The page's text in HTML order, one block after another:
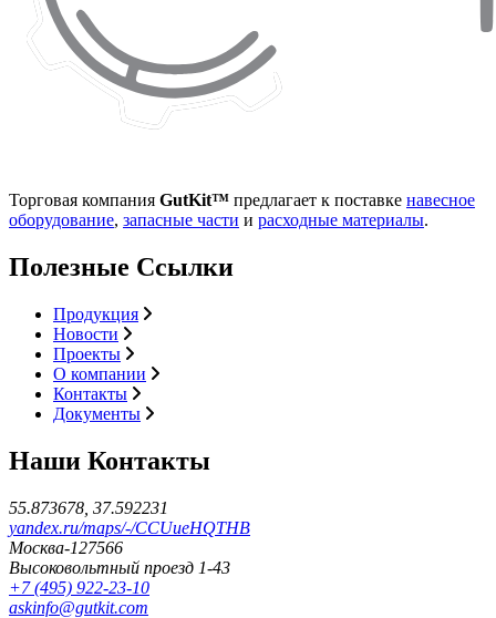
Торговая компания GutKit™ предлагает к поставке навесное
оборудование, запасные части и расходные материалы.
Полезные Ссылки
Продукция
Новости
Проекты
О компании
Контакты
Документы
Наши Контакты
55.873678, 37.592231
yandex.ru/maps/-/CCUueHQTHB
Москва-127566
Высоковольтный проезд 1-43
+7 (495) 922-23-10
askinfo@gutkit.com